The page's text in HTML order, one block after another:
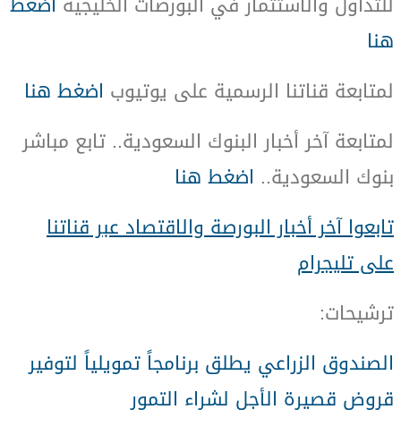
هنا
لمتابعة قناتنا الرسمية على يوتيوب اضغط هنا
لمتابعة آخر أخبار البنوك السعودية.. تابع مباشر
بنوك السعودية.. اضغط هنا
تابعوا آخر أخبار البورصة والاقتصاد عبر قناتنا
على تليجرام
ترشيحات:
الصندوق الزراعي يطلق برنامجاً تمويلياً لتوفير
قروض قصيرة الأجل لشراء التمور